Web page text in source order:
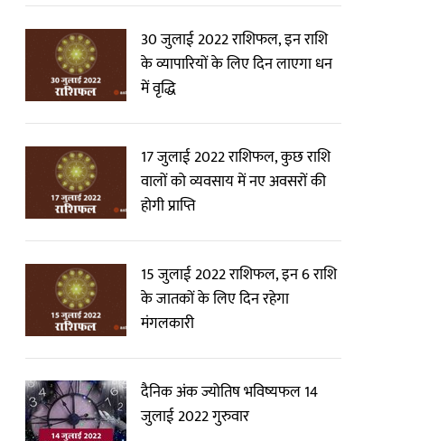
30 जुलाई 2022 राशिफल, इन राशि
के व्यापारियों के लिए दिन लाएगा धन
में वृद्धि
17 जुलाई 2022 राशिफल, कुछ राशि
वालों को व्यवसाय में नए अवसरों की
होगी प्राप्ति
15 जुलाई 2022 राशिफल, इन 6 राशि
के जातकों के लिए दिन रहेगा
मंगलकारी
दैनिक अंक ज्योतिष भविष्यफल 14
जुलाई 2022 गुरुवार